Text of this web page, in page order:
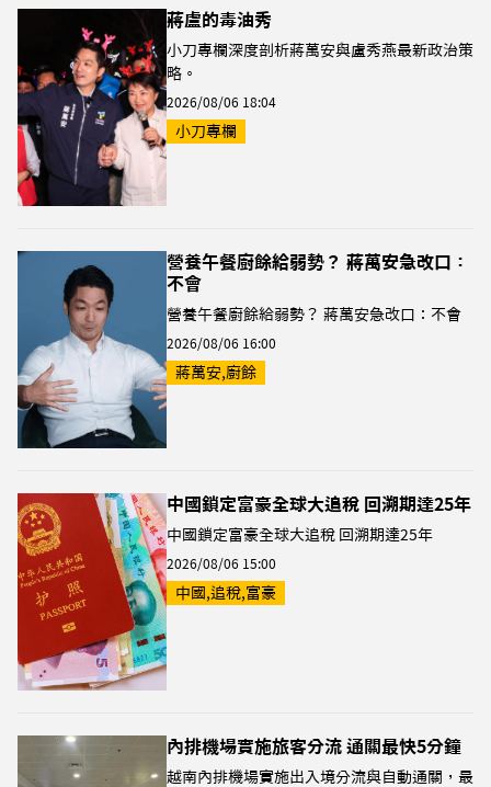
蔣盧的毒油秀
小刀專欄深度剖析蔣萬安與盧秀燕最新政治策
略。
2026/08/06 18:04
小刀專欄
營養午餐廚餘給弱勢？ 蔣萬安急改口：
不會
營養午餐廚餘給弱勢？ 蔣萬安急改口：不會
2026/08/06 16:00
蔣萬安,廚餘
中國鎖定富豪全球大追稅 回溯期達25年
中國鎖定富豪全球大追稅 回溯期達25年
2026/08/06 15:00
中國,追稅,富豪
內排機場實施旅客分流 通關最快5分鐘
越南內排機場實施出入境分流與自動通關，最